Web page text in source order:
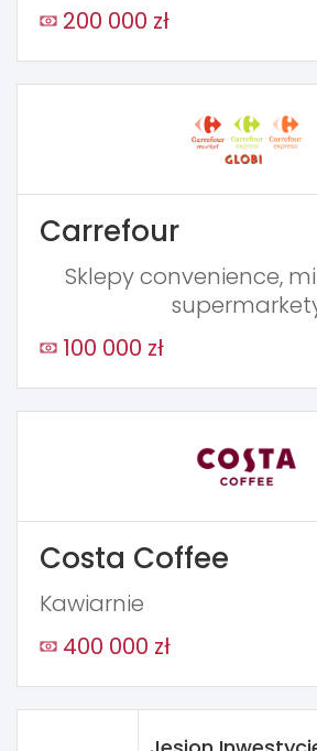
200 000 zł
Carrefour
Sklepy convenience,
100 000 zł
Costa Coffee
Kawiarnie
400 000 zł